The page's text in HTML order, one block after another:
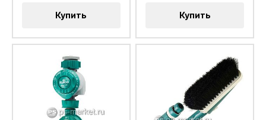
Купить Купить